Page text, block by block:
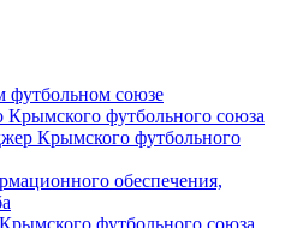
союзе
Крымского футбольного союза
Крымского футбольного
обеспечения,
футбольного союза